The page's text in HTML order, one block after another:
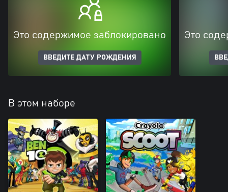
Это содержимое заблокировано
ВВЕДИТЕ ДАТУ РОЖДЕНИЯ
Это
В этом наборе